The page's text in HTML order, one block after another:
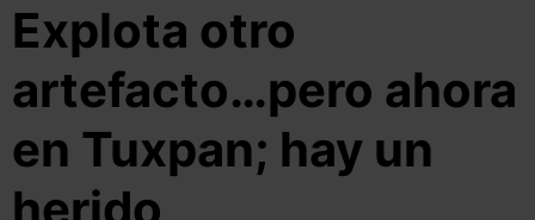
Explota otro
artefacto…pero ahora
en Tuxpan; hay un